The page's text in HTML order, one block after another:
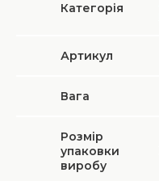
Категорія
Артикул
Вага
Розмір
упаковки
виробу